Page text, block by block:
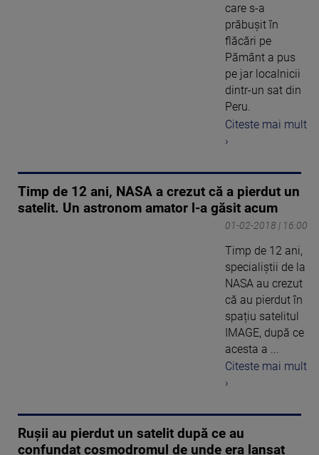
care s-a
prăbușit în
flăcări pe
Pământ a pus
pe jar localnicii
dintr-un sat din
Peru.
Citeste mai mult
›
Timp de 12 ani, NASA a crezut că a pierdut un
satelit. Un astronom amator l-a găsit acum
01-02-2018 | 16:00
Timp de 12 ani,
specialiștii de la
NASA au crezut
că au pierdut în
spațiu satelitul
IMAGE, după ce
acesta a ...
Citeste mai mult
›
Ruşii au pierdut un satelit după ce au
confundat cosmodromul de unde era lansat